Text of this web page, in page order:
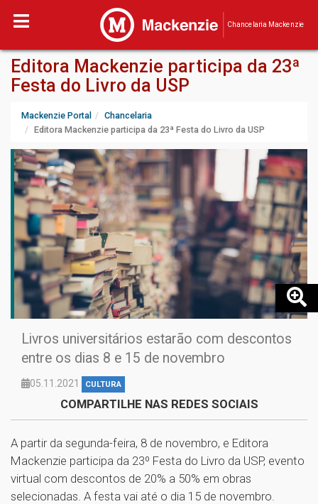
Chancelaria Mackenzie
Editora Mackenzie participa da 23ª
Festa do Livro da USP
Mackenzie Portal
Chancelaria
Editora Mackenzie participa da 23ª Festa do Livro da USP
Livros universitários estarão com descontos
entre os dias 8 e 15 de novembro
05.11.2021 CULTURA
COMPARTILHE NAS REDES SOCIAIS
A partir da segunda-feira, 8 de novembro, e Editora
Mackenzie participa da 23º Festa do Livro da USP, evento
virtual com descontos de 20% a 50% em obras
selecionadas. A festa vai até o dia 15 de novembro.